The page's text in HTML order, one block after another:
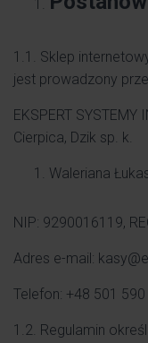
1.1. Sklep
jest prowadzony
EKSPERT SYSTEMY
Cierpica, Dzik sp. k.
Waleriana
NIP: 9290016119,
Adres e-mail:
Telefon: +48 501
1.2. Regulamin